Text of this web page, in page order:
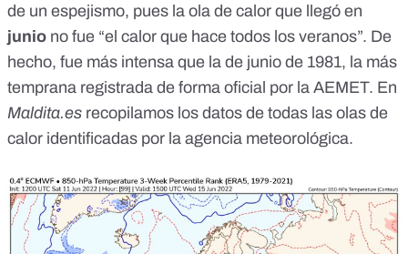
de un espejismo, pues la ola de calor que llegó en
junio no fue “el calor que hace todos los veranos”. De
hecho, fue más intensa que la de junio de 1981, la más
temprana registrada de forma oficial por la AEMET. En
Maldita.es recopilamos los datos de todas las olas de
calor identificadas por la agencia meteorológica.